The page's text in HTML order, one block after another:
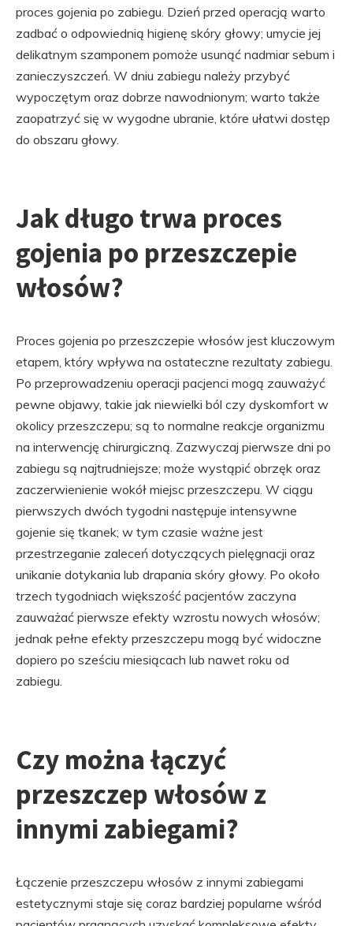
proces gojenia po zabiegu. Dzień przed operacją warto
zadbać o odpowiednią higienę skóry głowy; umycie jej
delikatnym szamponem pomoże usunąć nadmiar sebum i
zanieczyszczeń. W dniu zabiegu należy przybyć
wypoczętym oraz dobrze nawodnionym; warto także
zaopatrzyć się w wygodne ubranie, które ułatwi dostęp
do obszaru głowy.
Jak długo trwa proces
gojenia po przeszczepie
włosów?
Proces gojenia po przeszczepie włosów jest kluczowym
etapem, który wpływa na ostateczne rezultaty zabiegu.
Po przeprowadzeniu operacji pacjenci mogą zauważyć
pewne objawy, takie jak niewielki ból czy dyskomfort w
okolicy przeszczepu; są to normalne reakcje organizmu
na interwencję chirurgiczną. Zazwyczaj pierwsze dni po
zabiegu są najtrudniejsze; może wystąpić obrzęk oraz
zaczerwienienie wokół miejsc przeszczepu. W ciągu
pierwszych dwóch tygodni następuje intensywne
gojenie się tkanek; w tym czasie ważne jest
przestrzeganie zaleceń dotyczących pielęgnacji oraz
unikanie dotykania lub drapania skóry głowy. Po około
trzech tygodniach większość pacjentów zaczyna
zauważać pierwsze efekty wzrostu nowych włosów;
jednak pełne efekty przeszczepu mogą być widoczne
dopiero po sześciu miesiącach lub nawet roku od
zabiegu.
Czy można łączyć
przeszczep włosów z
innymi zabiegami?
Łączenie przeszczepu włosów z innymi zabiegami
estetycznymi staje się coraz bardziej popularne wśród